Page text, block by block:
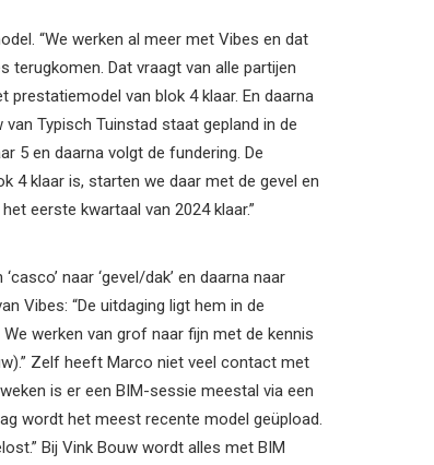
“We werken al meer met Vibes en dat
terugkomen. Dat vraagt van alle partijen
prestatiemodel van blok 4 klaar. En daarna
Typisch Tuinstad staat gepland in de
5 en daarna volgt de fundering. De
4 klaar is, starten we daar met de gevel en
eerste kwartaal van 2024 klaar.”
naar ‘gevel/dak’ en daarna naar
Vibes: “De uitdaging ligt hem in de
werken van grof naar fijn met de kennis
Zelf heeft Marco niet veel contact met
is er een BIM-sessie meestal via een
wordt het meest recente model geüpload.
Bij Vink Bouw wordt alles met BIM